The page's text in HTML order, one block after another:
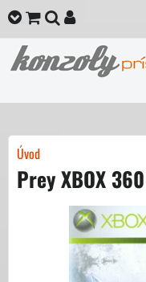
Úvod
Prey XBOX 360